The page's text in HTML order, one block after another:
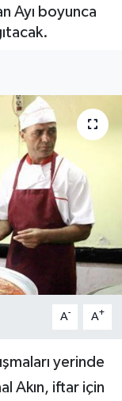
Ayı boyunca
A- A+
yerinde
Akın, iftar için